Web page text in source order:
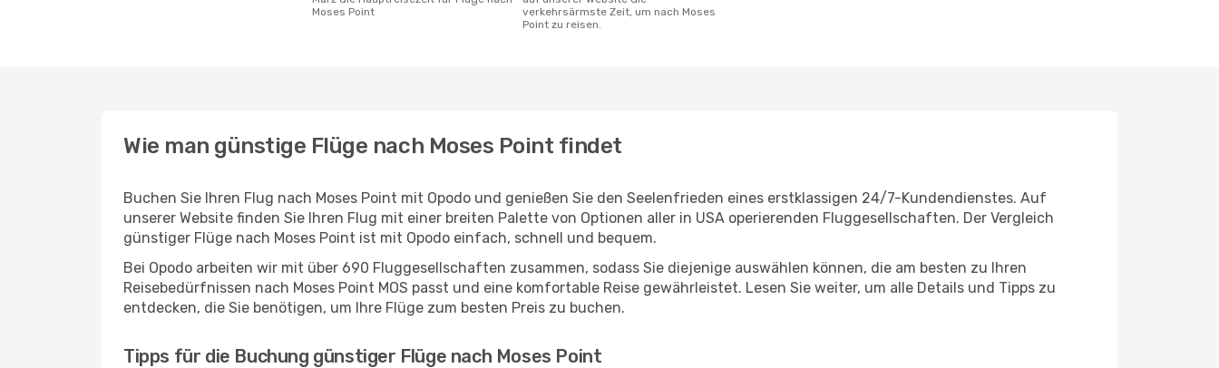
Moses Point
verkehrsärmste Zeit, um nach Moses
Point zu reisen.
Wie man günstige Flüge nach Moses Point findet
Buchen Sie Ihren Flug nach Moses Point mit Opodo und genießen Sie den Seelenfrieden eines erstklassigen 24/7-Kundendienstes. Auf
unserer Website finden Sie Ihren Flug mit einer breiten Palette von Optionen aller in USA operierenden Fluggesellschaften. Der Vergleich
günstiger Flüge nach Moses Point ist mit Opodo einfach, schnell und bequem.
Bei Opodo arbeiten wir mit über 690 Fluggesellschaften zusammen, sodass Sie diejenige auswählen können, die am besten zu Ihren
Reisebedürfnissen nach Moses Point MOS passt und eine komfortable Reise gewährleistet. Lesen Sie weiter, um alle Details und Tipps zu
entdecken, die Sie benötigen, um Ihre Flüge zum besten Preis zu buchen.
Tipps für die Buchung günstiger Flüge nach Moses Point